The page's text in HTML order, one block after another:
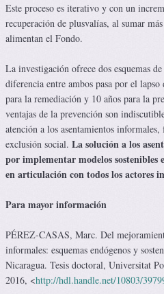
Este proceso es iterativo y con un
recuperación de plusvalías, al sumar
alimentan el Fondo.
La investigación ofrece dos esquemas
diferencia entre ambos pasa por el
para la remediación y 10 años para la
ventajas de la prevención son
atención a los asentamientos
exclusión social. La solución a los
por implementar modelos sostenibles
en articulación con todos los actores
Para mayor infor­ma­ción
PÉREZ-CASAS, Marc. Del
informales: esquemas endógenos y
Nicaragua. Tesis doctoral, Universitat
2016, <http://hdl.handle.net/10803/